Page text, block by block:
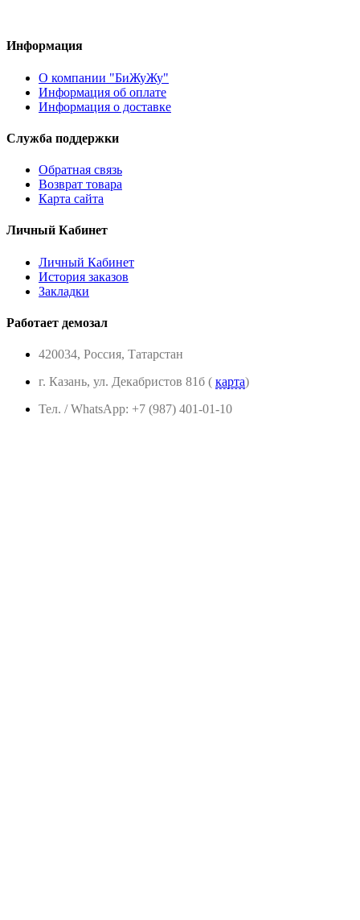
Информация
О компании "БиЖуЖу"
Информация об оплате
Информация о доставке
Служба поддержки
Обратная связь
Возврат товара
Карта сайта
Личный Кабинет
Личный Кабинет
История заказов
Закладки
Работает демозал
420034, Россия, Татарстан
г. Казань, ул. Декабристов 81б ( карта)
Тел. / WhatsApp: +7 (987) 401-01-10